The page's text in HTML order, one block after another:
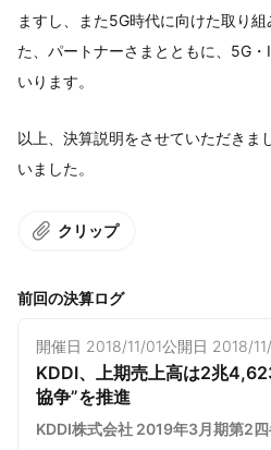
ますし、また5G時代に向けた取り
た、パートナーさまとともに、5G
いります。
以上、決算説明をさせていただきま
いました。
クリップ
前回の決算ログ
開催日 2018/11/01公開日 2018/
KDDI、上期売上高は2兆
協争”を推進
KDDI株式会社 2019年3月期第2